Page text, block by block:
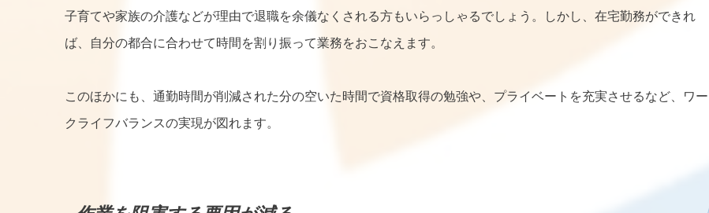
子育てや家族の介護などが理由で退職を余儀なくされる方もいらっしゃるでしょう。しかし、在宅勤務ができれ
ば、自分の都合に合わせて時間を割り振って業務をおこなえます。
このほかにも、通勤時間が削減された分の空いた時間で資格取得の勉強や、プライベートを充実させるなど、ワー
クライフバランスの実現が図れます。